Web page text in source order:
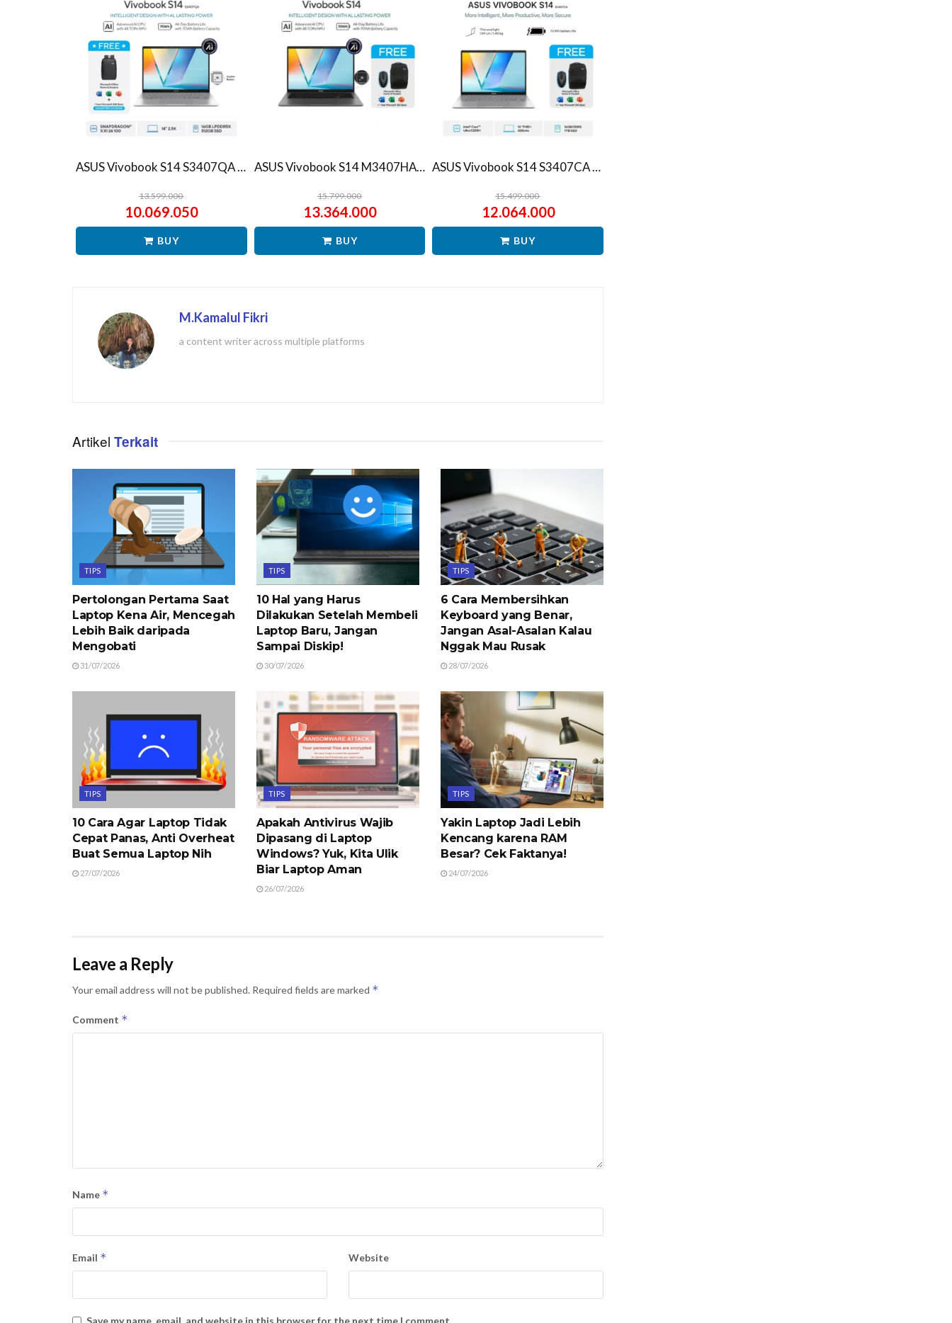
ASUS Vivobook S14 S3407QA – IPSP151M – Matte Gray
13.599.000
10.069.050
BUY
ASUS Vivobook S14 M3407HA Ryzen 7 260 1TB SSD 16GB WUXGA IPS Win11+OHS
15.799.000
13.364.000
BUY
ASUS Vivobook S14 S3407CA Ultra 5 225H 1TB SSD 16GB WUXGA IPS Win11+OHS
15.499.000
12.064.000
BUY
M.Kamalul Fikri
a content writer across multiple platforms
Artikel Terkait
TIPS
Pertolongan Pertama Saat
Laptop Kena Air, Mencegah
Lebih Baik daripada
Mengobati
31/07/2026
TIPS
10 Hal yang Harus
Dilakukan Setelah Membeli
Laptop Baru, Jangan
Sampai Diskip!
30/07/2026
TIPS
6 Cara Membersihkan
Keyboard yang Benar,
Jangan Asal-Asalan Kalau
Nggak Mau Rusak
28/07/2026
TIPS
10 Cara Agar Laptop Tidak
Cepat Panas, Anti Overheat
Buat Semua Laptop Nih
27/07/2026
TIPS
Apakah Antivirus Wajib
Dipasang di Laptop
Windows? Yuk, Kita Ulik
Biar Laptop Aman
26/07/2026
TIPS
Yakin Laptop Jadi Lebih
Kencang karena RAM
Besar? Cek Faktanya!
24/07/2026
Leave a Reply
Your email address will not be published. Required fields are marked *
Comment *
Name *
Email * Website
Save my name, email, and website in this browser for the next time I comment.